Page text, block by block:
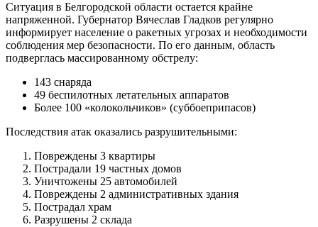
Ситуация в Белгородской области остается крайне
напряженной. Губернатор Вячеслав Гладков регулярно
информирует население о ракетных угрозах и необходимости
соблюдения мер безопасности. По его данным, область
подверглась массированному обстрелу:
143 снаряда
49 беспилотных летательных аппаратов
Более 100 «колокольчиков» (суббоеприпасов)
Последствия атак оказались разрушительными:
Повреждены 3 квартиры
Пострадали 19 частных домов
Уничтожены 25 автомобилей
Повреждены 2 административных здания
Пострадал храм
Разрушены 2 склада